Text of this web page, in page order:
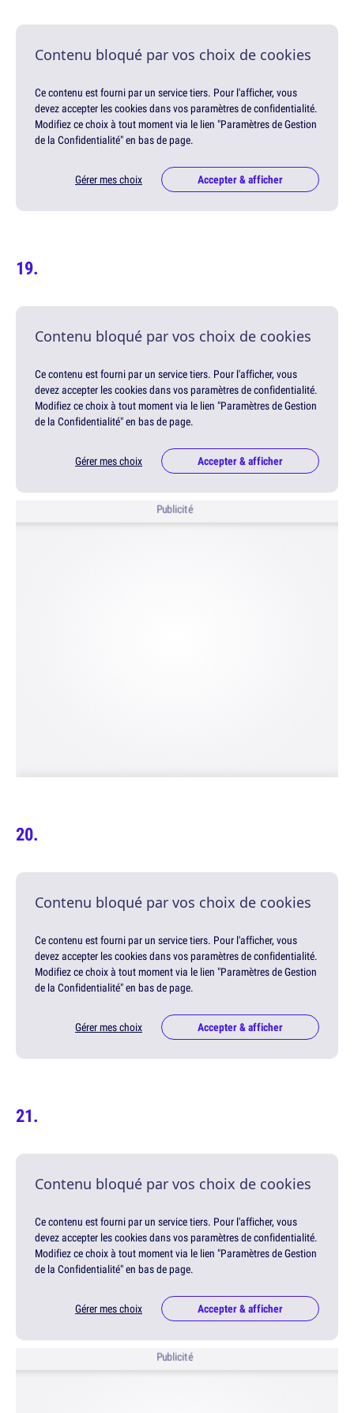
Contenu bloqué par vos choix de cookies
Ce contenu est fourni par un service tiers. Pour l'afficher, vous
devez accepter les cookies dans vos paramètres de confidentialité.
Modifiez ce choix à tout moment via le lien "Paramètres de Gestion
de la Confidentialité" en bas de page.
Gérer mes choix Accepter & afficher
Contenu bloqué par vos choix de cookies
Ce contenu est fourni par un service tiers. Pour l'afficher, vous
devez accepter les cookies dans vos paramètres de confidentialité.
Modifiez ce choix à tout moment via le lien "Paramètres de Gestion
de la Confidentialité" en bas de page.
Gérer mes choix Accepter & afficher
Publicité
Contenu bloqué par vos choix de cookies
Ce contenu est fourni par un service tiers. Pour l'afficher, vous
devez accepter les cookies dans vos paramètres de confidentialité.
Modifiez ce choix à tout moment via le lien "Paramètres de Gestion
de la Confidentialité" en bas de page.
Gérer mes choix Accepter & afficher
Contenu bloqué par vos choix de cookies
Ce contenu est fourni par un service tiers. Pour l'afficher, vous
devez accepter les cookies dans vos paramètres de confidentialité.
Modifiez ce choix à tout moment via le lien "Paramètres de Gestion
de la Confidentialité" en bas de page.
Gérer mes choix Accepter & afficher
Publicité